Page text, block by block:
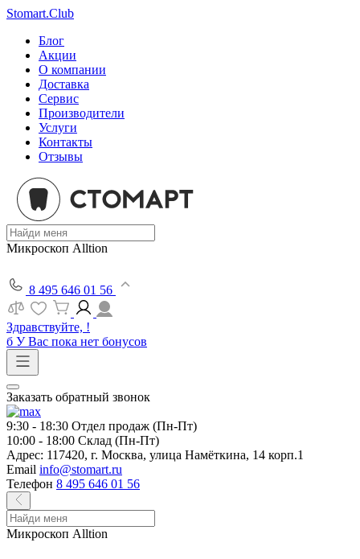
Stomart.Club
Блог
Акции
О компании
Доставка
Сервис
Производители
Услуги
Контакты
Отзывы
Микроскоп Alltion
8 495 646 01 56
Здравствуйте, !
б У Вас пока нет бонусов
Заказать обратный звонок
9:30 - 18:30 Отдел продаж (Пн-Пт)
10:00 - 18:00 Склад (Пн-Пт)
Адрес: 117420, г. Москва, улица Намёткина, 14 корп.1
Email info@stomart.ru
Телефон 8 495 646 01 56
Микроскоп Alltion